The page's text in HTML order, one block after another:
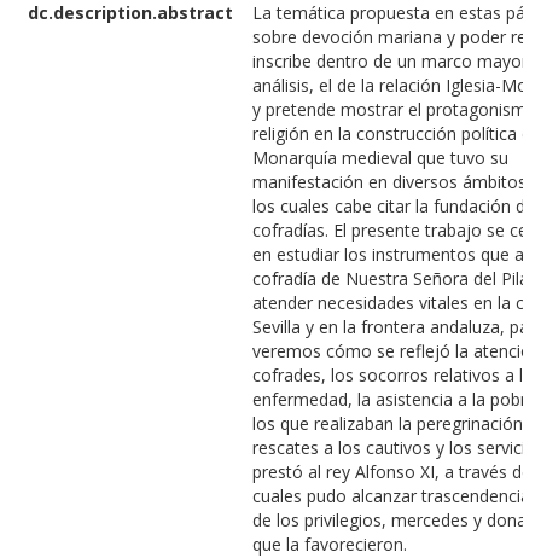
dc.description.abstract
La temática propuesta en estas
sobre devoción mariana y poder
inscribe dentro de un marco mayor
análisis, el de la relación Iglesia-
y pretende mostrar el protagonismo
religión en la construcción política
Monarquía medieval que tuvo su
manifestación en diversos ámbitos,
los cuales cabe citar la fundación de
cofradías. El presente trabajo se
en estudiar los instrumentos que
cofradía de Nuestra Señora del Pilar
atender necesidades vitales en la
Sevilla y en la frontera andaluza,
veremos cómo se reflejó la
cofrades, los socorros relativos a la
enfermedad, la asistencia a la
los que realizaban la peregrinación,
rescates a los cautivos y los
prestó al rey Alfonso XI, a través de
cuales pudo alcanzar trascendencia
de los privilegios, mercedes y
que la favorecieron.